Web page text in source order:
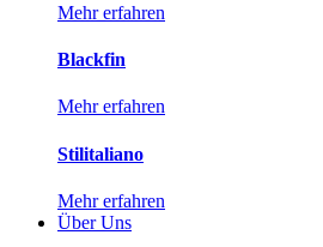
Mehr erfahren
Blackfin
Mehr erfahren
Stilitaliano
Mehr erfahren
Über Uns